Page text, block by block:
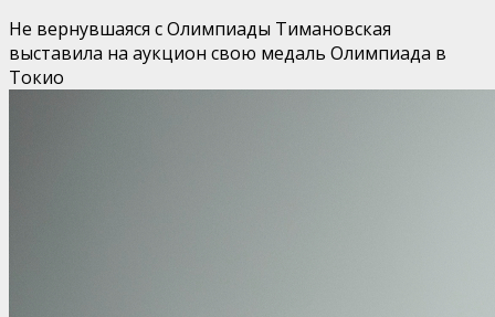
Не вернувшаяся с Олимпиады Тимановская
выставила на аукцион свою медаль Олимпиада в
Токио